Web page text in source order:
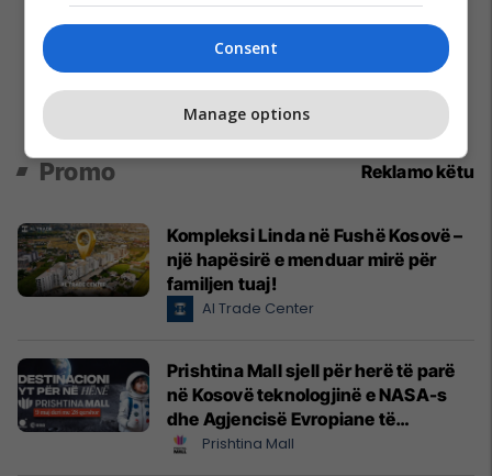
Promo Reklamo këtu
Kompleksi Linda në Fushë Kosovë –
një hapësirë e menduar mirë për
familjen tuaj!
Al Trade Center
Prishtina Mall sjell për herë të parë
në Kosovë teknologjinë e NASA-s
dhe Agjencisë Evropiane të
Hapësirës (ESA)
Prishtina Mall
Consent
Manage options